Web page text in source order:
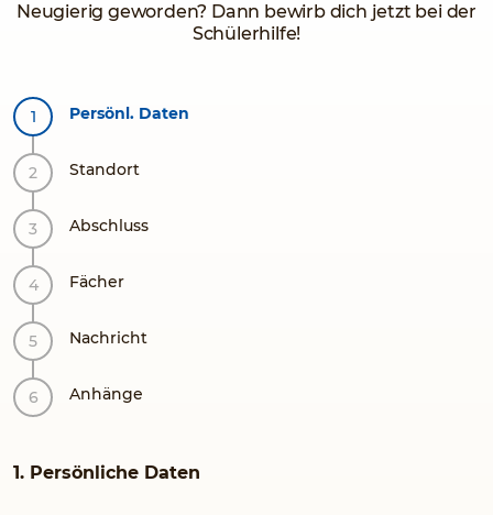
Neugierig geworden? Dann bewirb dich jetzt bei der
Schülerhilfe!
Persönl. Daten
Standort
Abschluss
Fächer
Nachricht
Anhänge
1. Persönliche Daten